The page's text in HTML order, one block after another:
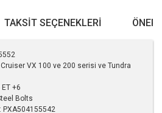
TAKSIT SEÇENEKLERI
VX 100 ve 200 serisi ve Tundra
+6
Bolts
PXA504155542